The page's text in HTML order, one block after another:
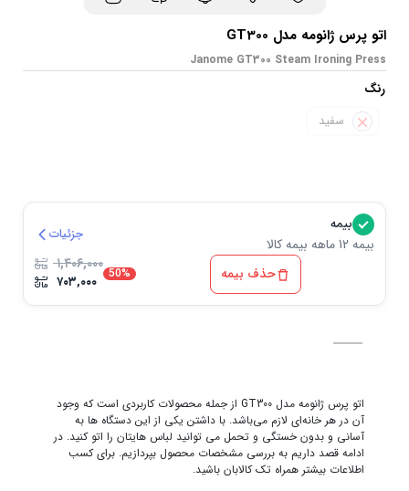
اتو پرس ژانومه مدل GT300
Janome GT300 Steam Ironing Press
رنگ
سفید
بیمه
بیمه 12 ماهه بیمه کالا
جزئیات
حذف بیمه 50% ۱,۴۰۶,۰۰۰
۷۰۳,۰۰۰
اتو پرس ژانومه مدل GT300 از جمله محصولات کاربردی است که وجود
آن در هر خانه‌ای لازم می‌باشد. با داشتن یکی از این دستگاه ها به
آسانی و بدون خستگی و تحمل می توانید لباس هایتان را اتو کنید. در
ادامه قصد داریم به بررسی مشخصات محصول بپردازیم. برای کسب
اطلاعات بیشتر همراه تک کالابان باشید.